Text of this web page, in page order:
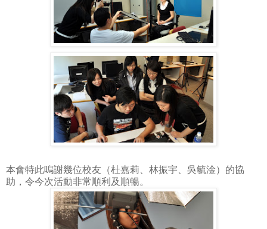
本會特此嗚謝幾位校友（杜嘉莉、林振宇、吳毓淦）的協
助，令今次活動非常順利及順暢。